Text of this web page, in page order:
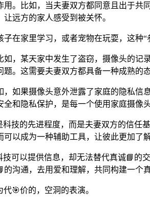
。比如，当夫妻双方都同意且出于
远方的家人感受到被关怀。
在家里学习，或者宠物在玩耍，这种
，某天家中发生了盗窃，摄像头的
。这需要夫妻双方都具备一种成熟的
如果摄像头意外泄露了家庭的隐私
和隐私保护，是每一个使用家庭摄像
技的先进程度，而是夫妻双方的信
以成为一种辅助工具，让彼此更加了解
可以提供信息，却无法替代真诚📘
沟通，去用爱和理解，共同构建一个
🎯价的，空洞的表演。